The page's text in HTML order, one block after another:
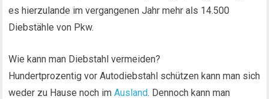
es hierzulande im vergangenen Jahr mehr als 14.500
Diebstähle von Pkw.
Wie kann man Diebstahl vermeiden?
Hundertprozentig vor Autodiebstahl schützen kann man sich
weder zu Hause noch imAusland. Dennoch kann man